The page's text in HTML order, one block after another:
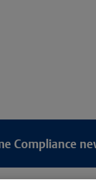
Compliance